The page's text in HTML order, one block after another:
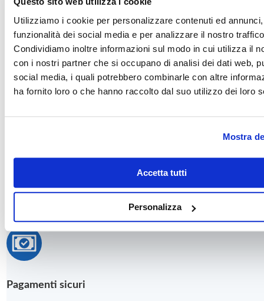
Utilizziamo i cookie per personalizzare contenuti ed
funzionalità dei social media e per analizzare il nostro
Condividiamo inoltre informazioni sul modo in cui utilizza il
con i nostri partner che si occupano di analisi dei dati web,
social media, i quali potrebbero combinarle con altre
ha fornito loro o che hanno raccolto dal suo utilizzo dei loro
Mostra
Accetta tutti
Personalizza
Spedizione Gratis
24/48 ore lavorative
Reso gratuito
Pagamenti sicuri